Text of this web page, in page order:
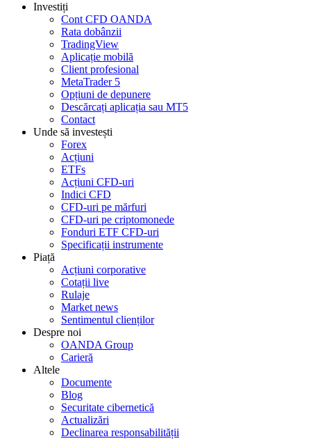
Investiți
Cont CFD OANDA
Rata dobânzii
TradingView
Aplicație mobilă
Client profesional
MetaTrader 5
Opțiuni de depunere
Descărcați aplicația sau MT5
Contact
Unde să investești
Forex
Acțiuni
ETFs
Acțiuni CFD-uri
Indici CFD
CFD-uri pe mărfuri
CFD-uri pe criptomonede
Fonduri ETF CFD-uri
Specificații instrumente
Piață
Acțiuni corporative
Cotații live
Rulaje
Market news
Sentimentul clienților
Despre noi
OANDA Group
Carieră
Altele
Documente
Blog
Securitate cibernetică
Actualizări
Declinarea responsabilității